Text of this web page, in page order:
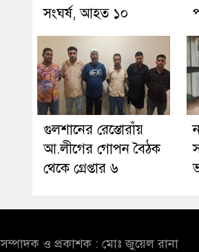
সংঘর্ষ, আহত ১০
গুলশানের রেস্তোরাঁয়
আ.লীগের গোপন বৈঠক
থেকে গ্রেপ্তার ৬
সম্পাদক ও প্রকাশক : মোঃ জুয়েল রানা